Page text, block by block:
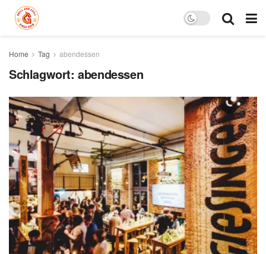
Home Tag abendessen
Schlagwort:abendessen